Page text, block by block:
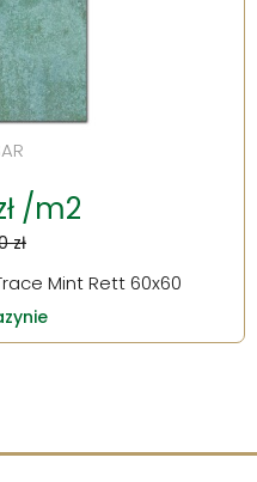
/m2
zł
Mint Rett 60x60